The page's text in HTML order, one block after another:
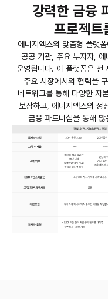
강력한 금융
프로젝트
에너지엑스의 맞춤형 플랫
공공 기관, 주요 투자자,
운영됩니다. 이 플랫폼은 전
주요 시장에서의 협력을
네트워크를 통해 다양한 자
보장하고, 에너지엑스의 성
금융 파트너십을 통해